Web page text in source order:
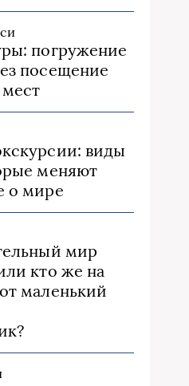
погружение
посещение
виды
меняют
о мире
мир
кто же на
маленький